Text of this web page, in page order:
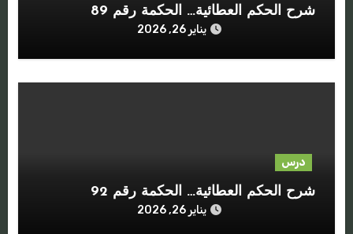
شرح الحكم العطائية… الحكمة رقم 89
يناير 26, 2026
درس
شرح الحكم العطائية… الحكمة رقم 92
يناير 26, 2026